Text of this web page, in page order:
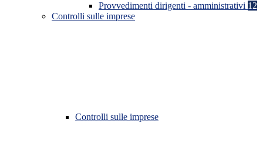
Provvedimenti dirigenti - amministrativi 12
Controlli sulle imprese
Controlli sulle imprese